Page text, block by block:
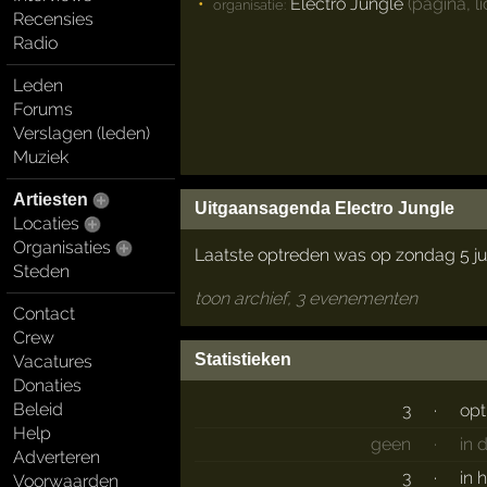
Recensies
Radio
Leden
Forums
Verslagen (leden)
Muziek
Artiesten
Locaties
Organisaties
Steden
Contact
Crew
Vacatures
Donaties
Beleid
Help
Adverteren
Voorwaarden
organisatie:
Uitgaansagenda Electro Jungle
Laatste optreden was op zondag 5
toon archief, 3 evenementen
Statistieken
3 ·
geen
·
in
3
· in